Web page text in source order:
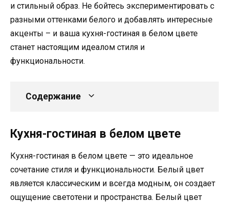
и стильный образ. Не бойтесь экспериментировать с
разными оттенками белого и добавлять интересные
акценты – и ваша кухня-гостиная в белом цвете
станет настоящим идеалом стиля и
функциональности.
Содержание
Кухня-гостиная в белом цвете
Кухня-гостиная в белом цвете — это идеальное
сочетание стиля и функциональности. Белый цвет
является классическим и всегда модным, он создает
ощущение светотени и пространства. Белый цвет